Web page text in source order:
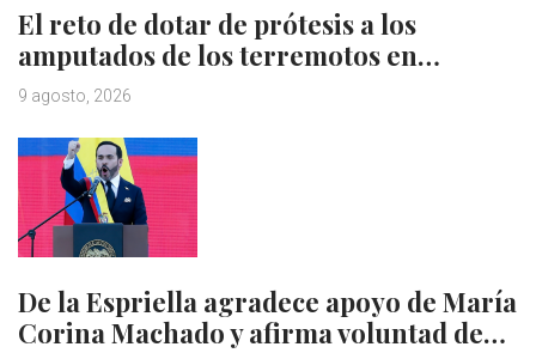
El reto de dotar de prótesis a los
amputados de los terremotos en…
9 agosto, 2026
De la Espriella agradece apoyo de María
Corina Machado y afirma voluntad de…